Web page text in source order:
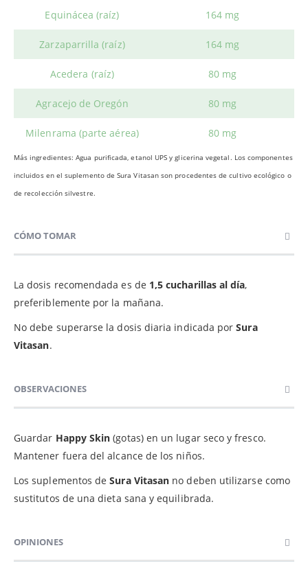
Equinácea (raíz) 164 mg
Zarzaparrilla (raíz) 164 mg
Acedera (raíz) 80 mg
Agracejo de Oregón 80 mg
Milenrama (parte aérea) 80 mg
Más ingredientes: Agua purificada, etanol UPS y glicerina vegetal. Los componentes
incluidos en el suplemento de Sura Vitasan son procedentes de cultivo ecológico o
de recolección silvestre.
CÓMO TOMAR
La dosis recomendada es de 1,5 cucharillas al día,
preferiblemente por la mañana.
No debe superarse la dosis diaria indicada porSura
Vitasan.
OBSERVACIONES
Guardar Happy Skin (gotas) en un lugar seco y fresco.
Mantener fuera del alcance de los niños.
Los suplementos deSura Vitasan no deben utilizarse como
sustitutos de una dieta sana y equilibrada.
OPINIONES